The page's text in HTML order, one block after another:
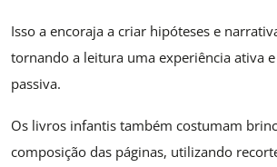
Isso a encoraja a criar hipóteses e
tornando a leitura uma experiência ativa
passiva.
Os livros infantis também costumam
composição das páginas, utilizando